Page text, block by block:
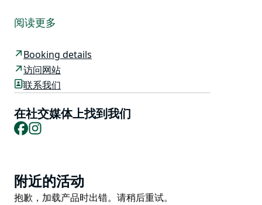
葡萄园、餐厅和酒窖，是猎人谷最中心的小屋之一。
Hunter Valley Gardens，或者顺路前往 Cypress Lakes
打一场高尔夫球。
因此，您只需抵达、停车、停放，然后漫步去品尝亨特葡
松身心，夏季与朋友和家人一起享受烧烤。
周围的私人灌木丛和葡萄园会让您感觉远离文明社会，但
阅读更多
Booking details
访问网站
联系我们
在社交媒体上找到我们
Facebook
Product
List
附近的活动
Product
抱歉，加载产品时出错。请稍后重试。